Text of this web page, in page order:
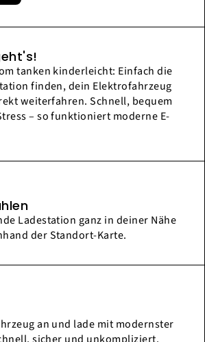
tanken kinderleicht: Einfach die
finden, dein Elektrofahrzeug
weiterfahren. Schnell, bequem
– so funktioniert moderne E-
Ladestation ganz in deiner Nähe
der Standort-Karte.
an und lade mit modernster